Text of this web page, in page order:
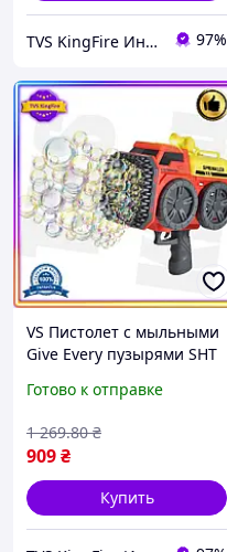
TVS KingFire Интернет магазин 97%
VS Пистолет с мыльными
Give Every пузырями SHT
для детей с мыльным
Готово к отправке
909₴
1 269.80 ₴
Купить